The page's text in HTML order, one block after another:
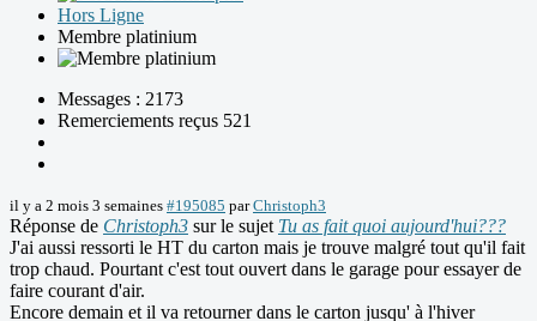
Hors Ligne
Membre platinium
Messages : 2173
Remerciements reçus 521
il y a 2 mois 3 semaines #195085 parChristoph3
Réponse de Christoph3 sur le sujet Tu as fait quoi aujourd'hui???
J'ai aussi ressorti le HT du carton mais je trouve malgré tout qu'il fait
trop chaud. Pourtant c'est tout ouvert dans le garage pour essayer de
faire courant d'air.
Encore demain et il va retourner dans le carton jusqu' à l'hiver